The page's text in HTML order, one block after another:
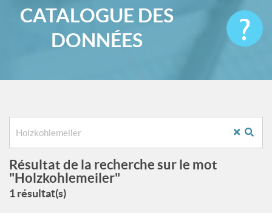
CATALOGUE DES
DONNÉES
Résultat de la recherche sur le mot
"Holzkohlemeiler"
1 résultat(s)